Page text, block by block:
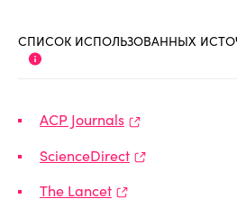
СПИСОК ИСПОЛЬЗОВАННЫХ
ACP Journals
ScienceDirect
The Lancet